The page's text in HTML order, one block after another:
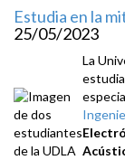
Estudia en la
25/05/2023
La